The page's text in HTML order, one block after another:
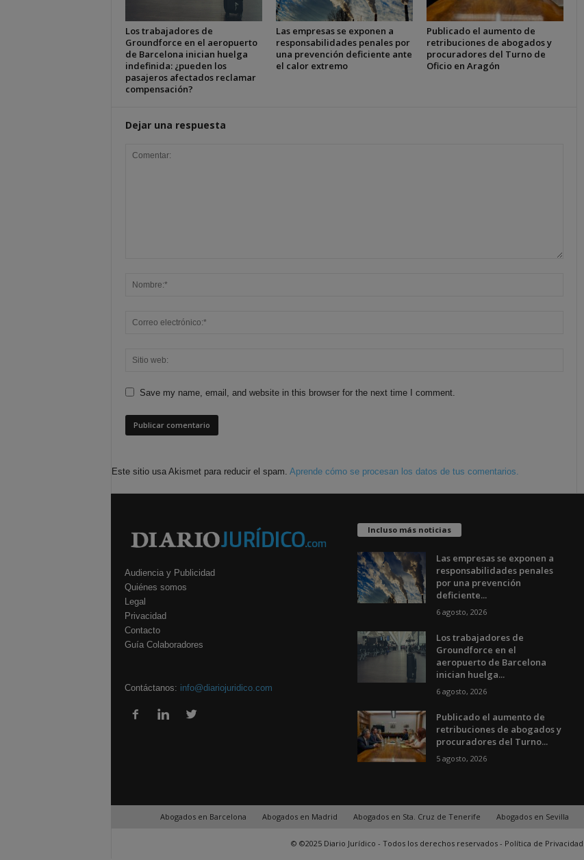
Los trabajadores de
Groundforce en el aeropuerto
de Barcelona inician huelga
indefinida: ¿pueden los
pasajeros afectados reclamar
compensación?
Las empresas se exponen a
responsabilidades penales por
una prevención deficiente ante
el calor extremo
Publicado el aumento de
retribuciones de abogados y
procuradores del Turno de
Oficio en Aragón
Dejar una respuesta
Save my name, email, and website in this browser for the next time I comment.
Este sitio usa Akismet para reducir el spam. Aprende cómo se procesan los datos de tus comentarios.
Audiencia y Publicidad
Quiénes somos
Legal
Privacidad
Contacto
Guía Colaboradores
Contáctanos: info@diariojuridico.com
Incluso más noticias
Las empresas se exponen a
responsabilidades penales
por una prevención
deficiente...
6 agosto, 2026
Los trabajadores de
Groundforce en el
aeropuerto de Barcelona
inician huelga...
6 agosto, 2026
Publicado el aumento de
retribuciones de abogados y
procuradores del Turno...
5 agosto, 2026
Abogados en Barcelona Abogados en Madrid Abogados en Sta. Cruz de Tenerife Abogados en Sevilla
© ©2025 Diario Jurídico - Todos los derechos reservados - Política de Privacidad